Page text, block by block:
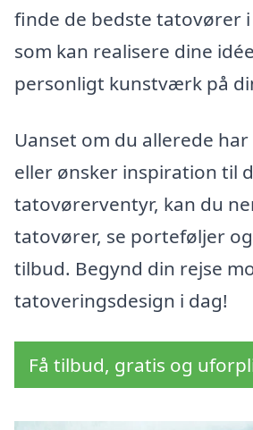
finde de bedste tatovører
som kan realisere dine
personligt kunstværk på
Uanset om du allerede
eller ønsker inspiration til
tatovørerventyr, kan du
tatovører, se porteføljer
tilbud. Begynd din rejse
tatoveringsdesign i dag!
Få tilbud, gratis og